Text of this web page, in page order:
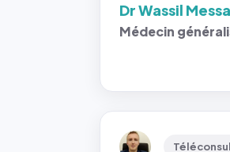
Dr Wassil
Médecin